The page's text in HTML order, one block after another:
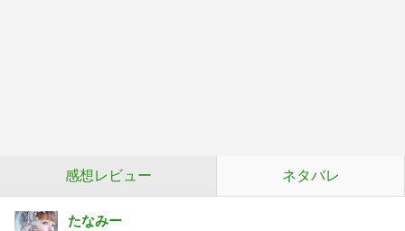
感想レビュー ネタバレ
たなみー